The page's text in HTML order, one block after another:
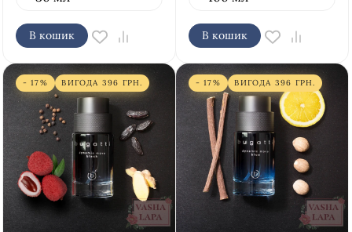
В кошик В кошик
- 17% ВИГОДА 396 ГРН. - 17% ВИГОДА 396 ГРН.